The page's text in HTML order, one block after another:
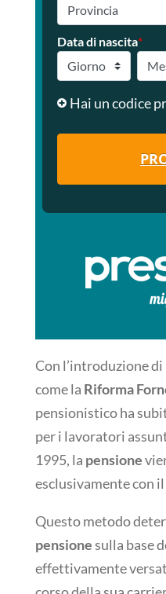
Data di nascita*
Hai un codice
Con l’introduzione
come la Riforma
pensionistico ha
per i lavoratori
1995, la pensione
esclusivamente con il
Questo metodo
pensionesulla base
effettivamente